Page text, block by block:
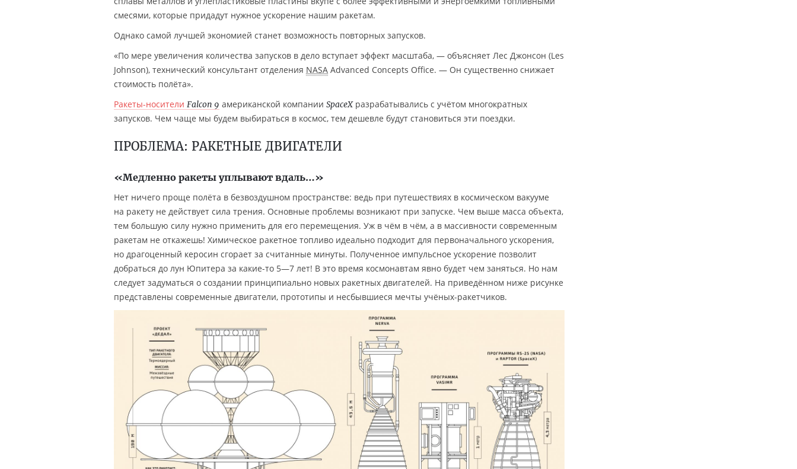
смесями, которые придадут нужное ускорение нашим ракетам.
Однако самой лучшей экономией станет возможность повторных запусков.
«По мере увеличения количества запусков в дело вступает эффект масштаба, — объясняет Лес Джонсон (Les
Johnson), технический консультант отделения NASA Advanced Concepts Office. — Он существенно снижает
стоимость полёта».
Ракеты-носители Falcon 9 американской компании SpaceXразрабатывались с учётом многократных
запусков. Чем чаще мы будем выбираться в космос, тем дешевле будут становиться эти поездки.
ПРОБЛЕМА: РАКЕТНЫЕ ДВИГАТЕЛИ
«Медленно ракеты уплывают вдаль…»
Нет ничего проще полёта в безвоздушном пространстве: ведь при путешествиях в космическом вакууме
на ракету не действует сила трения. Основные проблемы возникают при запуске. Чем выше масса объекта,
тем большую силу нужно применить для его перемещения. Уж в чём в чём, а в массивности современным
ракетам не откажешь! Химическое ракетное топливо идеально подходит для первоначального ускорения,
но драгоценный керосин сгорает за считанные минуты. Полученное импульсное ускорение позволит
добраться до лун Юпитера за какие-то 5—7 лет! В это время космонавтам явно будет чем заняться. Но нам
следует задуматься о создании принципиально новых ракетных двигателей. На приведённом ниже рисунке
представлены современные двигатели, прототипы и несбывшиеся мечты учёных-ракетчиков.